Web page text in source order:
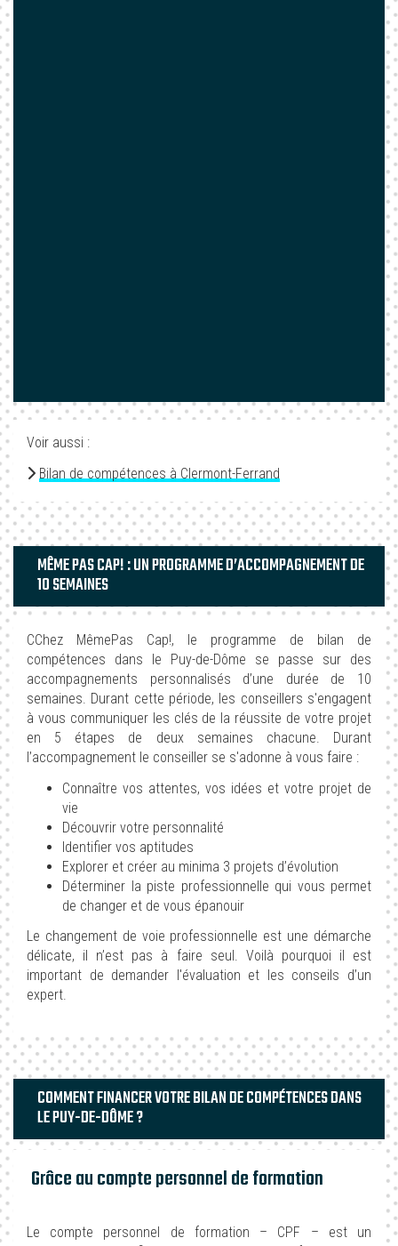
Voir aussi :
Bilan de compétences à Clermont-Ferrand
MÊME PAS CAP! : UN PROGRAMME D’ACCOMPAGNEMENT DE
10 SEMAINES
CChez MêmePas Cap!, le programme de bilan de
compétences dans le Puy-de-Dôme se passe sur des
accompagnements personnalisés d’une durée de 10
semaines. Durant cette période, les conseillers s'engagent
à vous communiquer les clés de la réussite de votre projet
en 5 étapes de deux semaines chacune. Durant
l’accompagnement le conseiller se s'adonne à vous faire :
Connaître vos attentes, vos idées et votre projet de
vie
Découvrir votre personnalité
Identifier vos aptitudes
Explorer et créer au minima 3 projets d’évolution
Déterminer la piste professionnelle qui vous permet
de changer et de vous épanouir
Le changement de voie professionnelle est une démarche
délicate, il n’est pas à faire seul. Voilà pourquoi il est
important de demander l'évaluation et les conseils d’un
expert.
COMMENT FINANCER VOTRE BILAN DE COMPÉTENCES DANS
LE PUY-DE-DÔME ?
Grâce au compte personnel de formation
Le compte personnel de formation – CPF – est un